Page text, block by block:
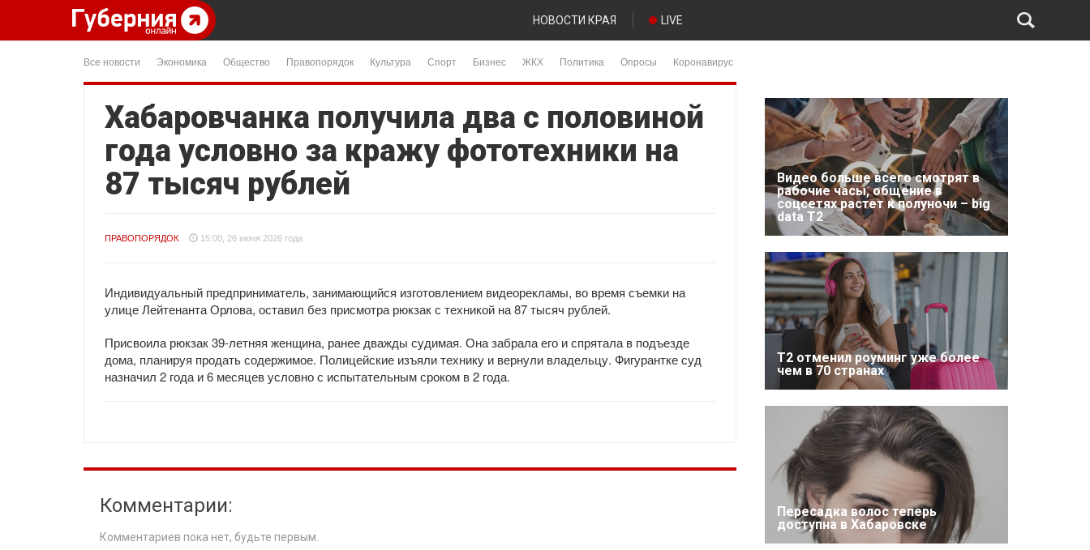
НОВОСТИ КРАЯ LIVE
Все новости Экономика Общество Правопорядок Культура Спорт Бизнес ЖКХ Политика Опросы Коронавирус
Хабаровчанка получила два с половиной
года условно за кражу фототехники на
87 тысяч рублей
ПРАВОПОРЯДОК 15:00, 26 июня 2026 года
Индивидуальный предприниматель, занимающийся изготовлением видеорекламы, во время съемки на
улице Лейтенанта Орлова, оставил без присмотра рюкзак с техникой на 87 тысяч рублей.
Присвоила рюкзак 39-летняя женщина, ранее дважды судимая. Она забрала его и спрятала в подъезде
дома, планируя продать содержимое. Полицейские изъяли технику и вернули владельцу. Фигурантке суд
назначил 2 года и 6 месяцев условно с испытательным сроком в 2 года.
Комментарии:
Комментариев пока нет, будьте первым.
Видео больше всего смотрят в
рабочие часы, общение в
соцсетях растет к полуночи – big
data T2
Т2 отменил роуминг уже более
чем в 70 странах
Пересадка волос теперь
доступна в Хабаровске